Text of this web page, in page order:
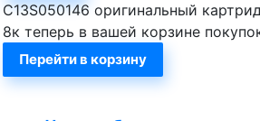
C13S050146 оригинальный
8к теперь в вашей корзине
Перейти в корзину